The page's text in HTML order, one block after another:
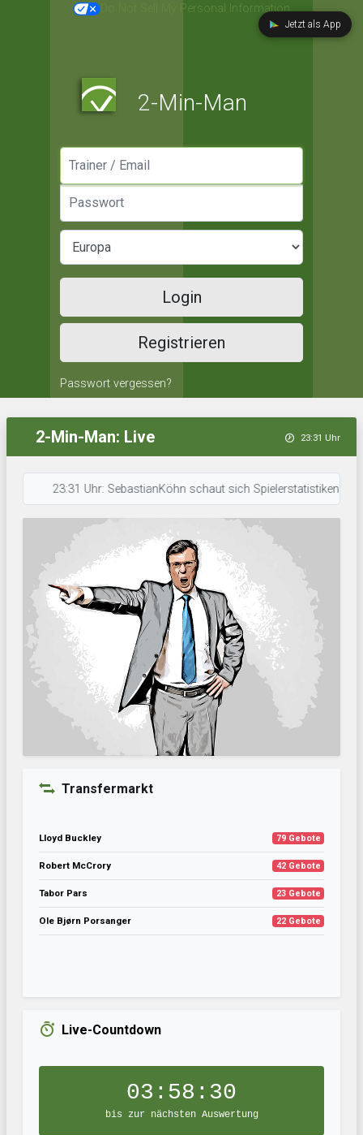
Do Not Sell My Personal Information
Jetzt als App
2-Min-Man
Login
Registrieren
Passwort vergessen?
2-Min-Man: Live 23:31 Uhr
23:31 Uhr: SebastianKöhn schaut sich Spielerstatistiken an. •
Transfermarkt
Lloyd Buckley 79 Gebote
Robert McCrory 42 Gebote
Tabor Pars 23 Gebote
Ole Bjørn Porsanger 22 Gebote
Live-Countdown
03:58:30
bis zur nächsten Auswertung